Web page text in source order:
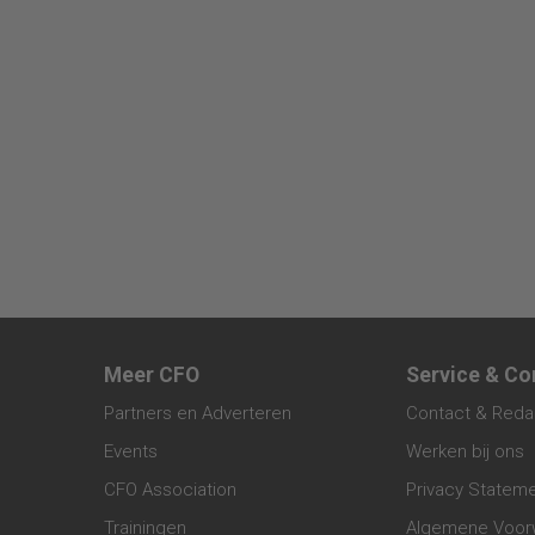
Meer CFO
Partners en Adverteren
Events
CFO Association
Trainingen
Service &
Contact &
Werken bij ons
Privacy
Algemene